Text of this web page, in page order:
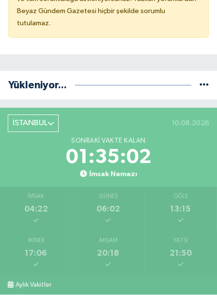
Beyaz Gündem Gazetesi hiçbir şekilde sorumlu
tutulamaz.
Yükleniyor...
İSTANBUL 10.08.2026
SONRAKI VAKTE KALAN
01:35:02
İmsak Namazı
İMSAK
04:22
GÜNEŞ
06:02
ÖĞLE
13:15
İKINDI
17:06
AKŞAM
20:18
YATSI
21:50
Aylık Vakitler